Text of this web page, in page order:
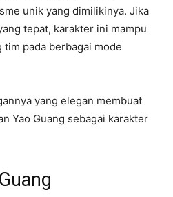
unik yang dimilikinya. Jika
tepat, karakter ini mampu
pada berbagai mode
yang elegan membuat
Yao Guang sebagai karakter